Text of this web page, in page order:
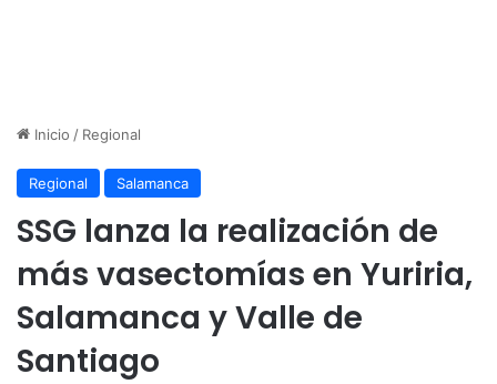
Inicio / Regional
Regional Salamanca
SSG lanza la realización de
más vasectomías en Yuriria,
Salamanca y Valle de
Santiago